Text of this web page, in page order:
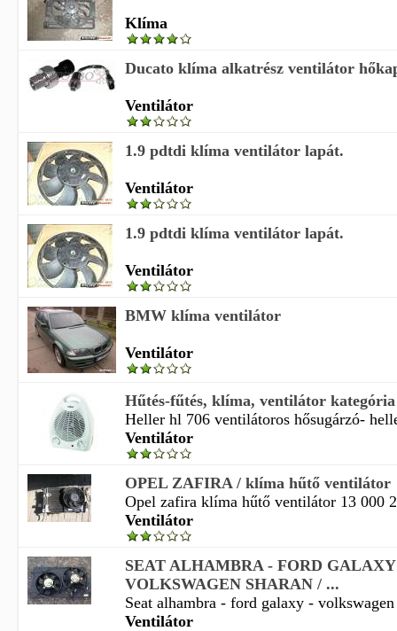
Klíma
Ducato klíma alkatrész ventilátor
Ventilátor
1.9 pdtdi klíma ventilátor lapát.
Ventilátor
1.9 pdtdi klíma ventilátor lapát.
Ventilátor
BMW klíma ventilátor
Ventilátor
Hűtés-fűtés, klíma, ventilátor kategória
Heller hl 706 ventilátoros hősugárzó-
Ventilátor
OPEL ZAFIRA / klíma hűtő ventilátor
Opel zafira klíma hűtő ventilátor 13 000
Ventilátor
SEAT ALHAMBRA - FORD
VOLKSWAGEN SHARAN / ...
Seat alhambra - ford galaxy -
Ventilátor